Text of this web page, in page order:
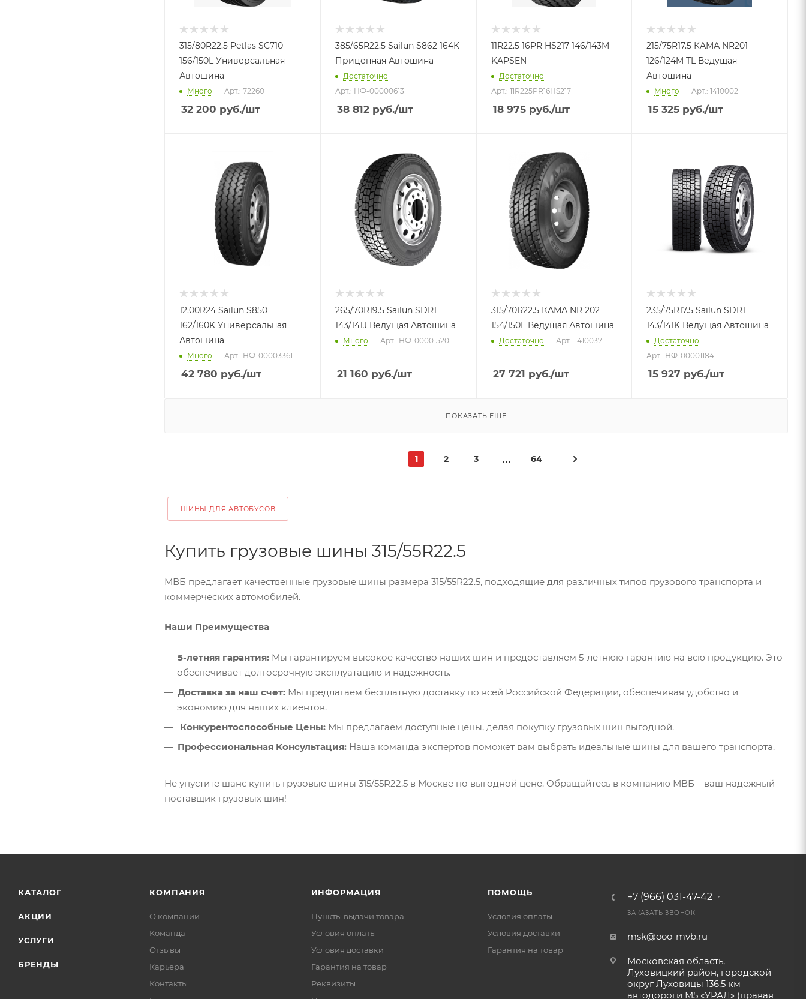
315/80R22.5 Petlas SC710
156/150L Универсальная
Автошина
Много Арт.: 72260
32 200 руб./шт
385/65R22.5 Sailun S862 164К
Прицепная Автошина
Достаточно
Арт.: НФ-00000613
38 812руб./шт
11R22.5 16PR HS217 146/143M
KAPSEN
Достаточно
Арт.: 11R225PR16HS217
18 975руб./шт
215/75R17.5 КАМА NR201
126/124M TL Ведущая
Автошина
Много Арт.: 1410002
15 325 руб./шт
12.00R24 Sailun S850
162/160K Универсальная
Автошина
Много Арт.: НФ-00003361
42 780 руб./шт
265/70R19.5 Sailun SDR1
143/141J Ведущая Автошина
Много Арт.: НФ-00001520
21 160 руб./шт
315/70R22.5 КАМА NR 202
154/150L Ведущая Автошина
Достаточно Арт.: 1410037
27 721 руб./шт
235/75R17.5 Sailun SDR1
143/141K Ведущая Автошина
Достаточно
Арт.: НФ-00001184
15 927 руб./шт
ПОКАЗАТЬ ЕЩЕ
1 2 3 64
ШИНЫ ДЛЯ АВТОБУСОВ
Купить грузовые шины 315/55R22.5
МВБ предлагает качественные грузовые шины размера 315/55R22.5, подходящие для различных типов грузового транспорта и
коммерческих автомобилей.
Наши Преимущества
5-летняя гарантия: Мы гарантируем высокое качество наших шин и предоставляем 5-летнюю гарантию на всю продукцию. Это
обеспечивает долгосрочную эксплуатацию и надежность.
Доставка за наш счет: Мы предлагаем бесплатную доставку по всей Российской Федерации, обеспечивая удобство и
экономию для наших клиентов.
Конкурентоспособные Цены: Мы предлагаем доступные цены, делая покупку грузовых шин выгодной.
Профессиональная Консультация: Наша команда экспертов поможет вам выбрать идеальные шины для вашего транспорта.
Не упустите шанс купить грузовые шины 315/55R22.5 в Москве по выгодной цене. Обращайтесь в компанию МВБ – ваш надежный
поставщик грузовых шин!
КАТАЛОГ
АКЦИИ
УСЛУГИ
БРЕНДЫ
КОМПАНИЯ
О компании
Команда
Отзывы
Карьера
Контакты
ИНФОРМАЦИЯ
Пункты выдачи товара
Условия оплаты
Условия доставки
Гарантия на товар
Реквизиты
ПОМОЩЬ
Условия оплаты
Условия доставки
Гарантия на товар
+7 (966) 031-47-42
ЗАКАЗАТЬ ЗВОНОК
msk@ooo-mvb.ru
Московская область,
Луховицкий район, городской
округ Луховицы 136,5 км
автодороги М5 «УРАЛ» (правая